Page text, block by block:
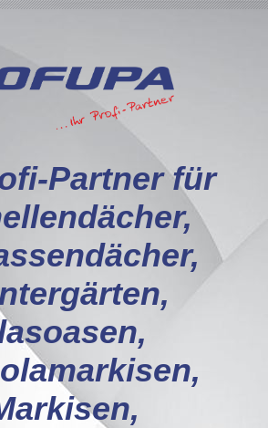
Partner für